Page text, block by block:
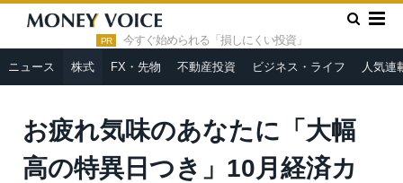
PR 今すぐ始められる「損しにくい投資」
ニュース 株式 FX・先物 不動産投資 ビジネス・ライフ 人気連
HOME » 株式 »
お疲れ気味のあなたに「大幅高の特異日つき」
10月経済カレンダー＝櫻井英明
お疲れ気味のあなたに「大幅
高の特異日つき」10月経済カ